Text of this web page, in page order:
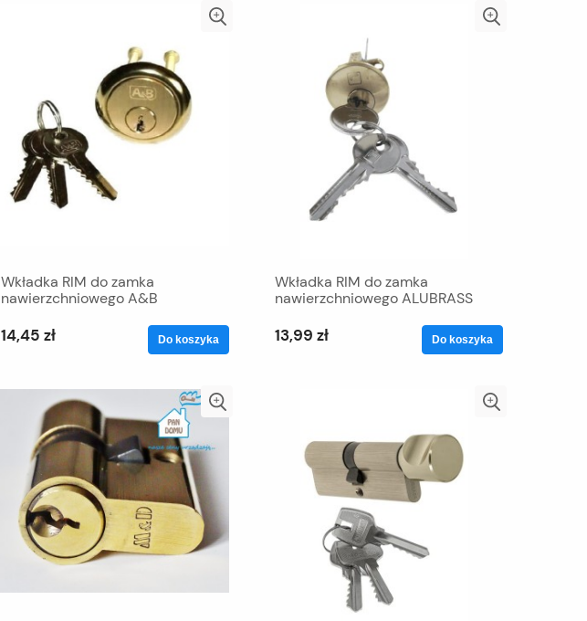
Wkładka RIM do zamka
nawierzchniowego A&B
14,45 zł Do koszyka
Wkładka RIM do zamka
nawierzchniowego ALUBRASS
13,99 zł Do koszyka